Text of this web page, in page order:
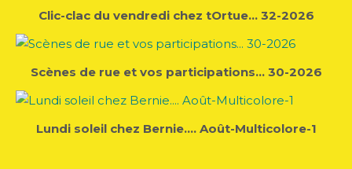
Clic-clac du vendredi chez tOrtue... 32-2026
Scènes de rue et vos participations... 30-2026
Lundi soleil chez Bernie.... Août-Multicolore-1